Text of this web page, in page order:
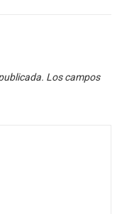
Los campos